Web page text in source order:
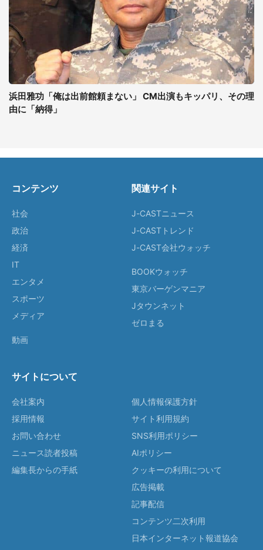
浜田雅功「俺は出前館頼まない」 CM出演もキッパリ、その理
由に「納得」
コンテンツ
社会
政治
経済
IT
エンタメ
スポーツ
メディア
動画
関連サイト
J-CASTニュース
J-CASTトレンド
J-CAST会社ウォッチ
BOOKウォッチ
東京バーゲンマニア
Jタウンネット
ゼロまる
サイトについて
会社案内
採用情報
お問い合わせ
ニュース読者投稿
編集長からの手紙
個人情報保護方針
サイト利用規約
SNS利用ポリシー
AIポリシー
クッキーの利用について
広告掲載
記事配信
コンテンツ二次利用
日本インターネット報道協会